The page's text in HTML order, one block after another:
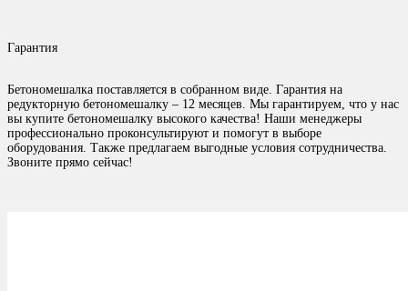
Гарантия
Бетономешалка поставляется в собранном виде. Гарантия на
редукторную бетономешалку – 12 месяцев. Мы гарантируем, что у нас
вы купите бетономешалку высокого качества! Наши менеджеры
профессионально проконсультируют и помогут в выборе
оборудования. Также предлагаем выгодные условия сотрудничества.
Звоните прямо сейчас!